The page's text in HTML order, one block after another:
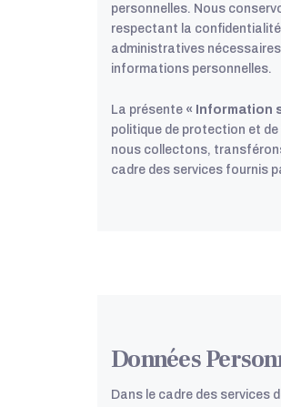
personnelles. Nous
respectant la
administratives
informations personnelles.
La présente « Information
politique de protection et
nous collectons,
cadre des services fournis
Données
Dans le cadre des services